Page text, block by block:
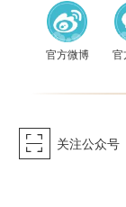
官方微博 官
򰀁 关注公众号